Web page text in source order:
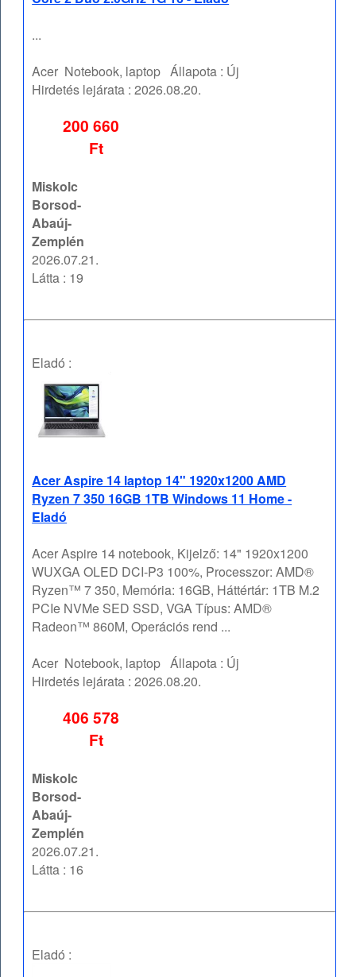
...
Acer Notebook, laptop Állapota : Új
Hirdetés lejárata :2026.08.20.
200 660
Ft
Miskolc
Borsod-
Abaúj-
Zemplén
2026.07.21.
Látta : 19
Eladó :
Acer Aspire 14 laptop 14" 1920x1200 AMD
Ryzen 7 350 16GB 1TB Windows 11 Home -
Eladó
Acer Aspire 14 notebook, Kijelző: 14" 1920x1200
WUXGA OLED DCI-P3 100%, Processzor: AMD®
Ryzen™ 7 350, Memória: 16GB, Háttértár: 1TB M.2
PCIe NVMe SED SSD, VGA Típus: AMD®
Radeon™ 860M, Operációs rend ...
Acer Notebook, laptop Állapota : Új
Hirdetés lejárata :2026.08.20.
406 578
Ft
Miskolc
Borsod-
Abaúj-
Zemplén
2026.07.21.
Látta : 16
Eladó :